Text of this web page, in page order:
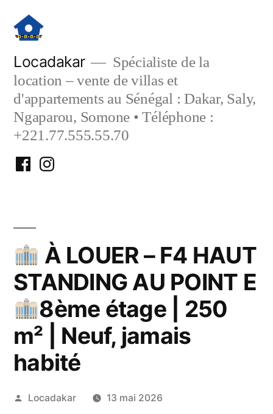
contenu
Locadakar
Spécialiste de la
location – vente de villas et
d'appartements au Sénégal : Dakar, Saly,
Ngaparou, Somone • Téléphone :
+221.77.555.55.70
FacebookInstagram
À LOUER – F4 HAUT
STANDING AU POINT E
8ème étage | 250
m² | Neuf, jamais
habité
Publié
Locadakar 13 mai 2026